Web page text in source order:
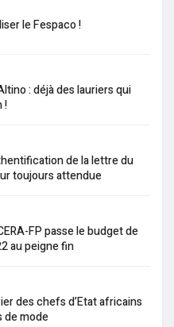
le Fespaco !
: déjà des lauriers qui
!
de la lettre du
toujours attendue
FP passe le budget de
au peigne fin
des chefs d’Etat africains
de mode